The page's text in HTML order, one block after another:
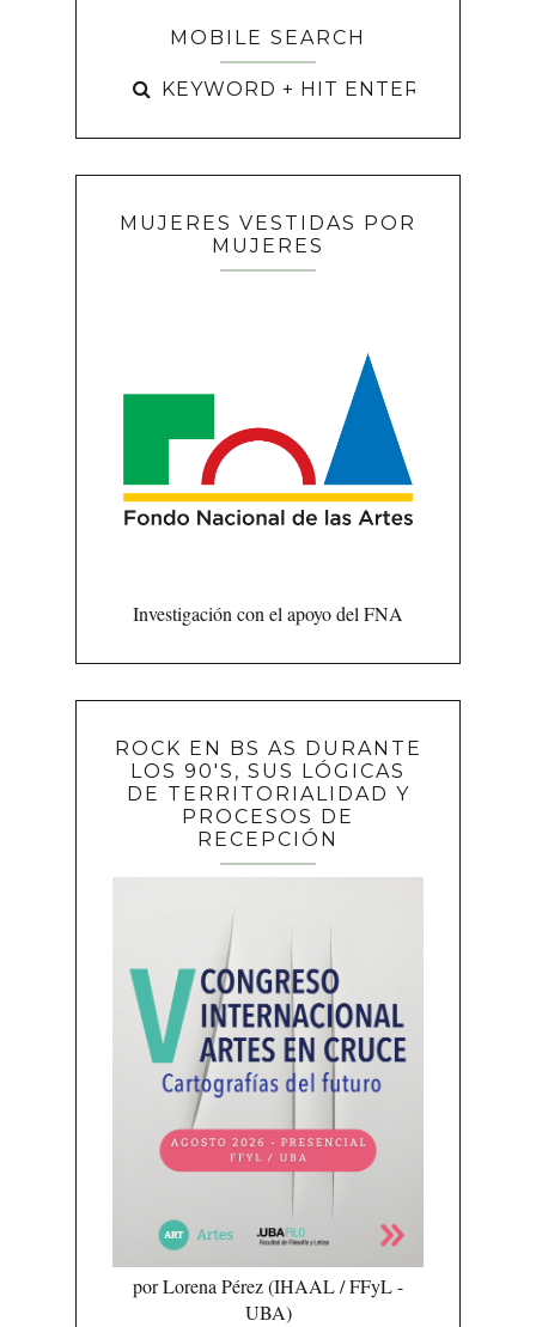
MOBILE SEARCH
MUJERES VESTIDAS POR
MUJERES
Investigación con el apoyo del FNA
ROCK EN BS AS DURANTE
LOS 90'S, SUS LÓGICAS
DE TERRITORIALIDAD Y
PROCESOS DE
RECEPCIÓN
por Lorena Pérez (IHAAL / FFyL -
UBA)